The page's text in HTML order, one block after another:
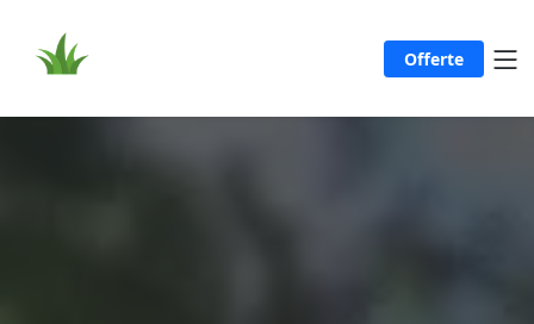
Offerte